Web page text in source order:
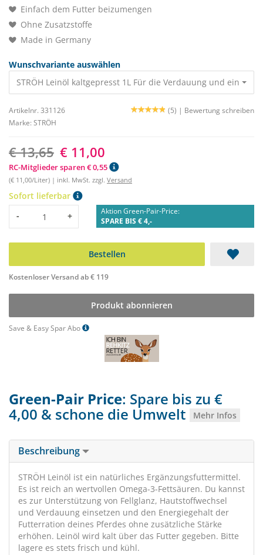
Einfach dem Futter beizumengen
Ohne Zusatzstoffe
Made in Germany
Wunschvariante auswählen
STRÖH Leinöl kaltgepresst 1L Für die Verdauung und ein
Artikelnr. 331126 (5) | Bewertung schreiben
Marke: STRÖH
€ 13,65 € 11,00
RC-Mitglieder sparen € 0,55
(€ 11,00/Liter) | inkl. MwSt. zzgl. Versand
Sofort lieferbar
Menge
- +
Aktion Green-Pair-Price:
SPARE BIS € 4,-
Bestellen
Kostenloser Versand ab € 119
Produkt abonnieren
Save & Easy Spar Abo
Green-Pair Price: Spare bis zu €
4,00 & schone die Umwelt Mehr Infos
Beschreibung
STRÖH Leinöl ist ein natürliches Ergänzungsfuttermittel.
Es ist reich an wertvollen Omega-3-Fettsäuren. Du kannst
es zur Unterstützung von Fellglanz, Hautstoffwechsel
und Verdauung einsetzen und den Energiegehalt der
Futterration deines Pferdes ohne zusätzliche Stärke
erhöhen. Leinöl wird kalt über das Futter gegeben. Bitte
lagere es stets frisch und kühl.